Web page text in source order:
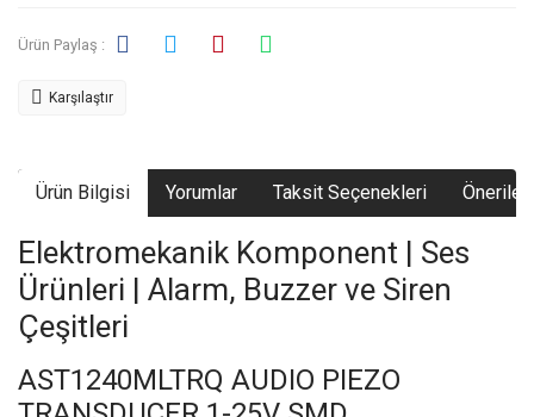
Ürün Paylaş :
Karşılaştır
Ürün Bilgisi Yorumlar Taksit Seçenekleri
Elektromekanik Komponent | Ses
Ürünleri | Alarm, Buzzer ve Siren
Çeşitleri
AST1240MLTRQ AUDIO PIEZO